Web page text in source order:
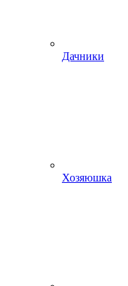
Дачники
Хозяюшка